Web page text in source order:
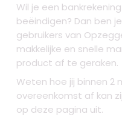
Wil je een
beëindigen? Dan ben
gebruikers van
makkelijke en snelle
product af te geraken.
Weten hoe jij binnen 2
overeenkomst af kan
op deze pagina uit.